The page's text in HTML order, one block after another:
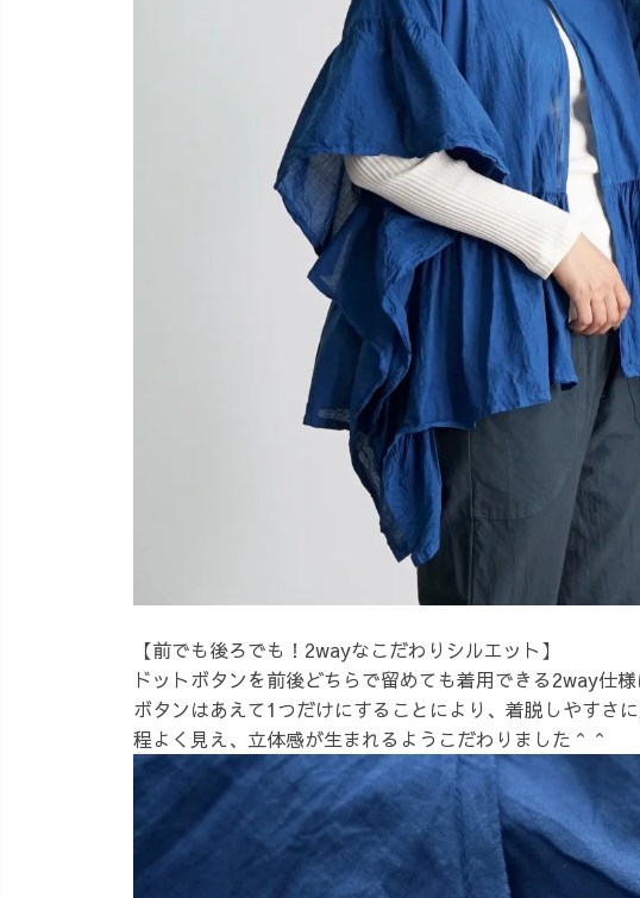
【前でも後ろでも！2wayなこだわりシルエット】
ドットボタンを前後どちらで留めても着用できる2way仕
ボタンはあえて1つだけにすることにより、着脱しやすさ
程よく見え、立体感が生まれるようこだわりました＾＾